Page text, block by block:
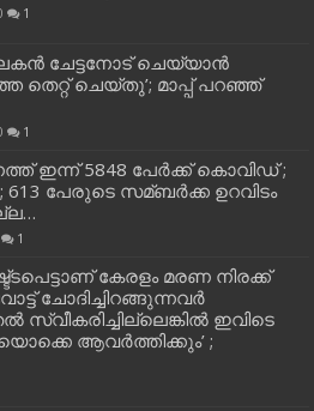
1
ചേട്ടനോട് ചെയ്യാന്‍
തെറ്റ് ചെയ്തു’; മാപ്പ് പറഞ്ഞ്
1
ഇന്ന് 5848 പേര്‍ക്ക് കൊവി‌ഡ് ;
613 പേരുടെ സമ്ബര്‍ക്ക ഉറവിടം
1
കേരളം മരണ നിരക്ക്
ചോദിച്ചിറങ്ങുന്നവർ
ഇവിടെ
ആവർത്തിക്കും’ ;